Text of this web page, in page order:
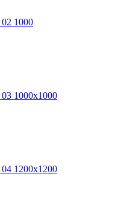
02 1000
1000х1000
1200х1200